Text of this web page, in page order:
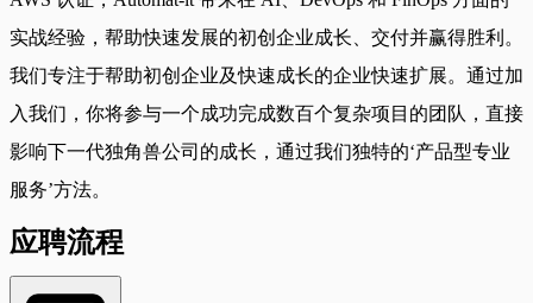
实战经验，帮助快速发展的初创企业成长、交付并赢得胜利。
我们专注于帮助初创企业及快速成长的企业快速扩展。通过加
入我们，你将参与一个成功完成数百个复杂项目的团队，直接
影响下一代独角兽公司的成长，通过我们独特的‘产品型专业
服务’方法。
应聘流程